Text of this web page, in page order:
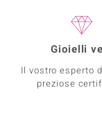
Gioielli
Il vostro esperto
preziose